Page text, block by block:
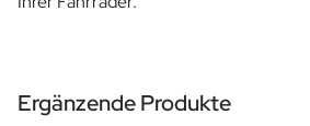
Ergänzende Produkte